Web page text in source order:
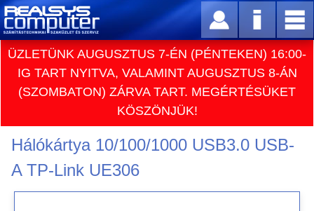
ÜZLETÜNK AUGUSZTUS 7-ÉN (PÉNTEKEN) 16:00-
IG TART NYITVA, VALAMINT AUGUSZTUS 8-ÁN
(SZOMBATON) ZÁRVA TART. MEGÉRTÉSÜKET
KÖSZÖNJÜK!
Hálókártya 10/100/1000 USB3.0 USB-
A TP-Link UE306